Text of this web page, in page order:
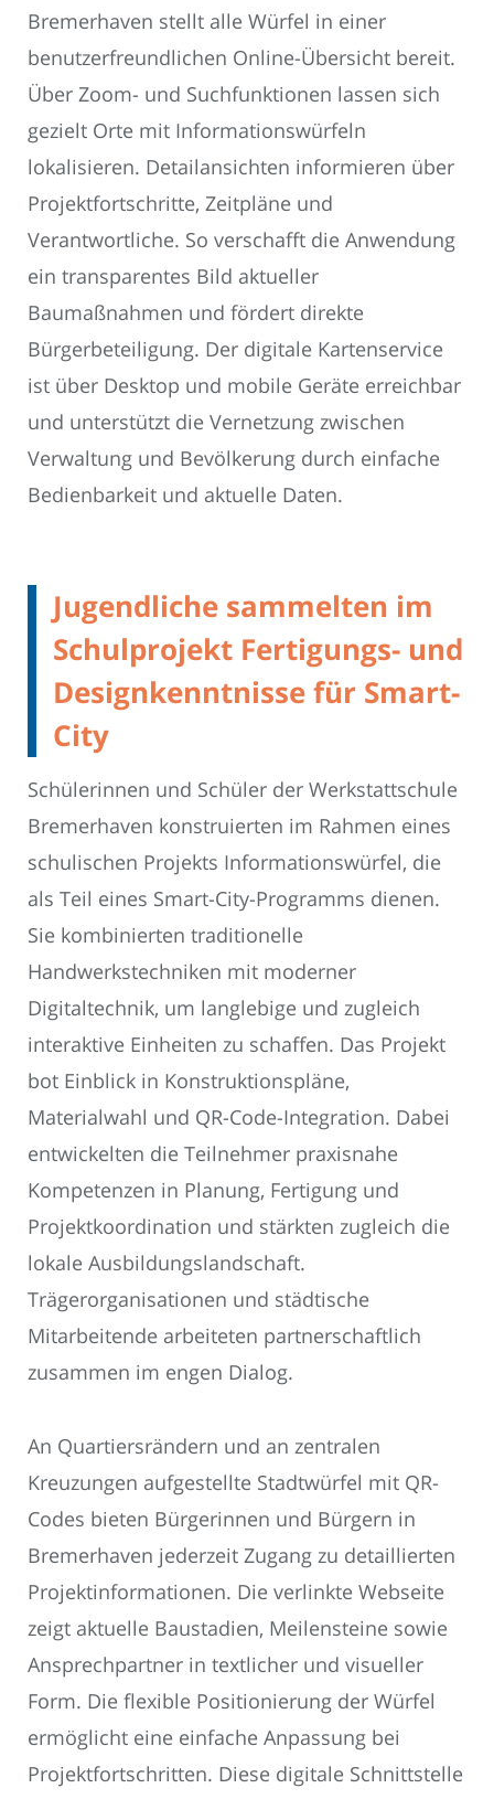
Bremerhaven stellt alle Würfel in einer
benutzerfreundlichen Online-Übersicht bereit.
Über Zoom- und Suchfunktionen lassen sich
gezielt Orte mit Informationswürfeln
lokalisieren. Detailansichten informieren über
Projektfortschritte, Zeitpläne und
Verantwortliche. So verschafft die Anwendung
ein transparentes Bild aktueller
Baumaßnahmen und fördert direkte
Bürgerbeteiligung. Der digitale Kartenservice
ist über Desktop und mobile Geräte erreichbar
und unterstützt die Vernetzung zwischen
Verwaltung und Bevölkerung durch einfache
Bedienbarkeit und aktuelle Daten.
Jugendliche sammelten im
Schulprojekt Fertigungs- und
Designkenntnisse für Smart-
City
Schülerinnen und Schüler der Werkstattschule
Bremerhaven konstruierten im Rahmen eines
schulischen Projekts Informationswürfel, die
als Teil eines Smart-City-Programms dienen.
Sie kombinierten traditionelle
Handwerkstechniken mit moderner
Digitaltechnik, um langlebige und zugleich
interaktive Einheiten zu schaffen. Das Projekt
bot Einblick in Konstruktionspläne,
Materialwahl und QR-Code-Integration. Dabei
entwickelten die Teilnehmer praxisnahe
Kompetenzen in Planung, Fertigung und
Projektkoordination und stärkten zugleich die
lokale Ausbildungslandschaft.
Trägerorganisationen und städtische
Mitarbeitende arbeiteten partnerschaftlich
zusammen im engen Dialog.
An Quartiersrändern und an zentralen
Kreuzungen aufgestellte Stadtwürfel mit QR-
Codes bieten Bürgerinnen und Bürgern in
Bremerhaven jederzeit Zugang zu detaillierten
Projektinformationen. Die verlinkte Webseite
zeigt aktuelle Baustadien, Meilensteine sowie
Ansprechpartner in textlicher und visueller
Form. Die flexible Positionierung der Würfel
ermöglicht eine einfache Anpassung bei
Projektfortschritten. Diese digitale Schnittstelle